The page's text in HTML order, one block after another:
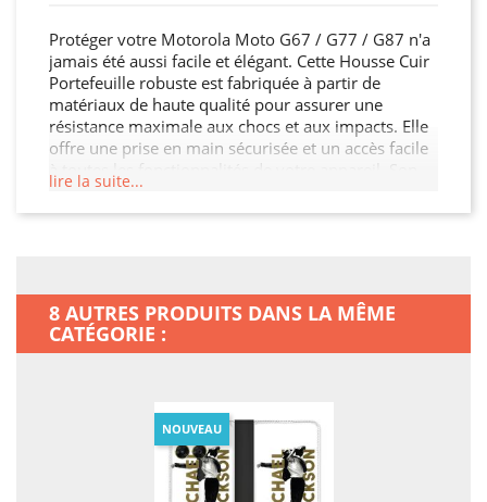
Protéger votre Motorola Moto G67 / G77 / G87 n'a
jamais été aussi facile et élégant. Cette Housse Cuir
Portefeuille robuste est fabriquée à partir de
matériaux de haute qualité pour assurer une
résistance maximale aux chocs et aux impacts. Elle
offre une prise en main sécurisée et un accès facile
à toutes les fonctionnalités de votre appareil. Son
design fin et léger n'alourdit pas votre Motorola
Moto G67 / G77 / G87, tout en garantissant une
lire la suite...
8 AUTRES PRODUITS DANS LA MÊME
CATÉGORIE :
NOUVEAU